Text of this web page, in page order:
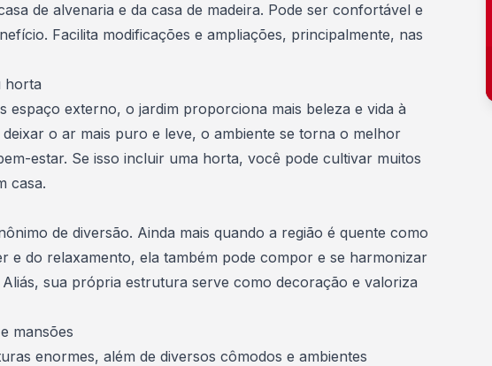
de alvenaria e da casa de madeira. Pode ser confortável e
Facilita modificações e ampliações, principalmente, nas
horta
espaço externo, o jardim proporciona mais beleza e vida à
deixar o ar mais puro e leve, o ambiente se torna o melhor
estar. Se isso incluir uma horta, você pode cultivar muitos
casa.
de diversão. Ainda mais quando a região é quente como
e do relaxamento, ela também pode compor e se harmonizar
Aliás, sua própria estrutura serve como decoração e valoriza
mansões
enormes, além de diversos cômodos e ambientes